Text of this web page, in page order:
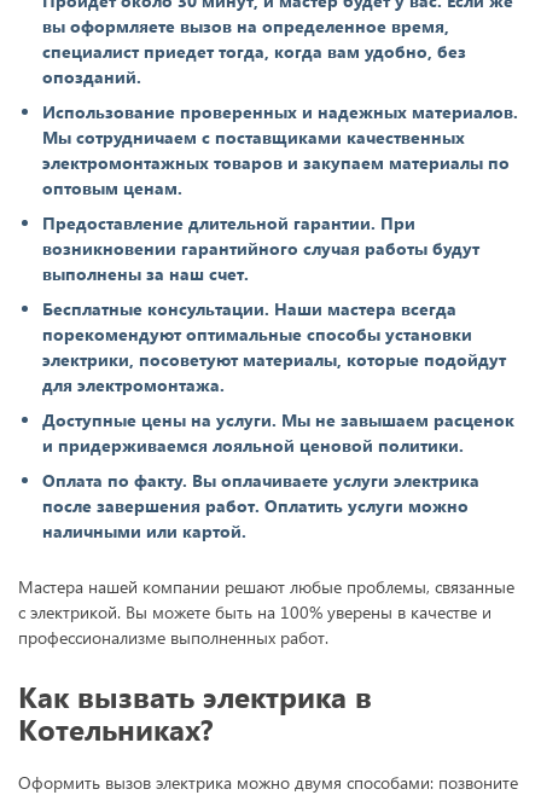
вы оформляете вызов на определенное время,
специалист приедет тогда, когда вам удобно, без
опозданий.
Использование проверенных и надежных материалов.
Мы сотрудничаем с поставщиками качественных
электромонтажных товаров и закупаем материалы по
оптовым ценам.
Предоставление длительной гарантии. При
возникновении гарантийного случая работы будут
выполнены за наш счет.
Бесплатные консультации. Наши мастера всегда
порекомендуют оптимальные способы установки
электрики, посоветуют материалы, которые подойдут
для электромонтажа.
Доступные цены на услуги. Мы не завышаем расценок
и придерживаемся лояльной ценовой политики.
Оплата по факту. Вы оплачиваете услуги электрика
после завершения работ. Оплатить услуги можно
наличными или картой.
Мастера нашей компании решают любые проблемы, связанные
с электрикой. Вы можете быть на 100% уверены в качестве и
профессионализме выполненных работ.
Как вызвать электрика в
Котельниках?
Оформить вызов электрика можно двумя способами: позвоните